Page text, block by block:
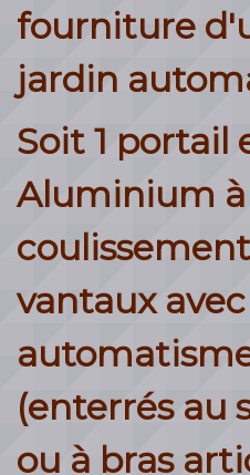
fourniture
jardin
Soit 1 portail
Aluminium à
vantaux
(enterrés au
ou à bras